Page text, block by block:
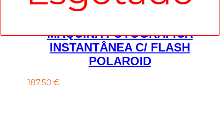
MÁQUINA FOTOGRÁFICA
INSTANTÂNEA C/ FLASH
POLAROID
187.50 €